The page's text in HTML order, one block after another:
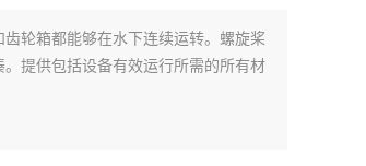
轮箱都能够在水下连续运转。螺旋桨
提供包括设备有效运行所需的所有材